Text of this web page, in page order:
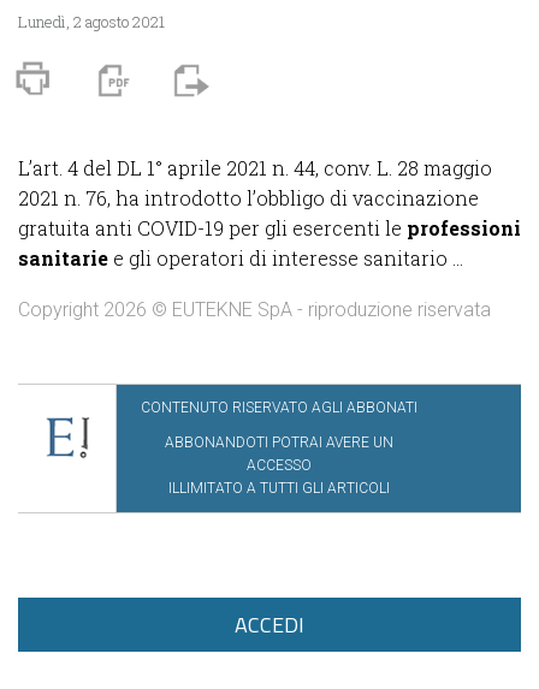
Lunedì, 2 agosto 2021
L’art. 4 del DL 1° aprile 2021 n. 44, conv. L. 28 maggio
2021 n. 76, ha introdotto l’obbligo di vaccinazione
gratuita anti COVID-19 per gli esercenti le professioni
sanitarie e gli operatori di interesse sanitario ...
Copyright 2026 © EUTEKNE SpA - riproduzione riservata
CONTENUTO RISERVATO AGLI ABBONATI
ABBONANDOTI POTRAI AVERE UN
ACCESSO
ILLIMITATO A TUTTI GLI ARTICOLI
ACCEDI